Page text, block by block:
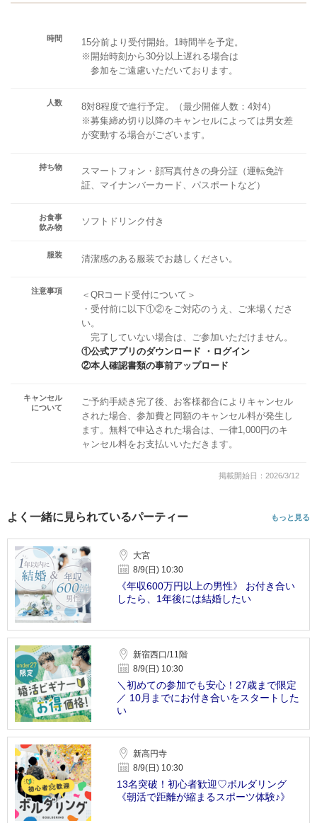
時間
15分前より受付開始。1時間半を予定。
※開始時刻から30分以上遅れる場合は
参加をご遠慮いただいております。
人数
8対8程度で進行予定。（最少開催人数：4対4）
※募集締め切り以降のキャンセルによっては男女差
が変動する場合がございます。
持ち物
スマートフォン・顔写真付きの身分証（運転免許
証、マイナンバーカード、パスポートなど）
お食事
飲み物
ソフトドリンク付き
服装 清潔感のある服装でお越しください。
注意事項
＜QRコード受付について＞
・受付前に以下①②をご対応のうえ、ご来場くださ
い。
完了していない場合は、ご参加いただけません。
①公式アプリのダウンロード ・ログイン
②本人確認書類の事前アップロード
キャンセル
について
ご予約手続き完了後、お客様都合によりキャンセル
された場合、参加費と同額のキャンセル料が発生し
ます。無料で申込された場合は、一律1,000円のキ
ャンセル料をお支払いいただきます。
掲載開始日：2026/3/12
よく一緒に見られているパーティー もっと見る
大宮
8/9(日) 10:30
《年収600万円以上の男性》 お付き合い
したら、1年後には結婚したい
新宿西口/11階
8/9(日) 10:30
＼初めての参加でも安心！27歳まで限定
／ 10月までにお付き合いをスタートした
い
新高円寺
8/9(日) 10:30
13名突破！初心者歓迎♡ボルダリング
《朝活で距離が縮まるスポーツ体験♪》